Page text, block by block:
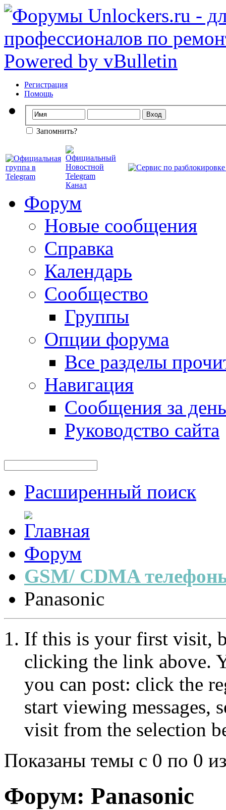
Регистрация
Помощь
Запомнить?
Форум
Новые сообщения
Справка
Календарь
Сообщество
Группы
Опции форума
Все разделы
Навигация
Сообщения за день
Руководство сайта
Расширенный поиск
Форум
GSM/ CDMA
Panasonic
If this is your first visit,
clicking the link above.
you can post: click the
start viewing messages,
visit from the selection
Показаны темы с 0 по 0
Форум: Panasonic